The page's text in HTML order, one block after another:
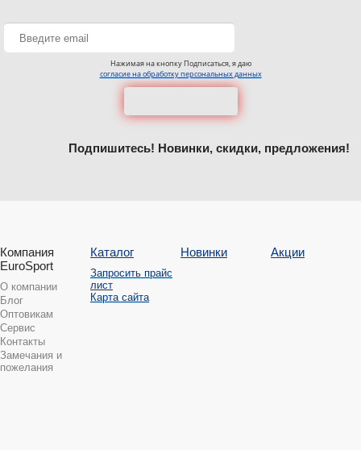
Нажимая на кнопку Подписаться, я даю
согласие на обработку персональных данных
Подпишитесь! Новинки, скидки, предложения!
Компания
EuroSport
О компании
Блог
Оптовикам
Сервис
Контакты
Замечания и
пожелания
Каталог
Запросить прайс
лист
Карта сайта
Новинки Акции